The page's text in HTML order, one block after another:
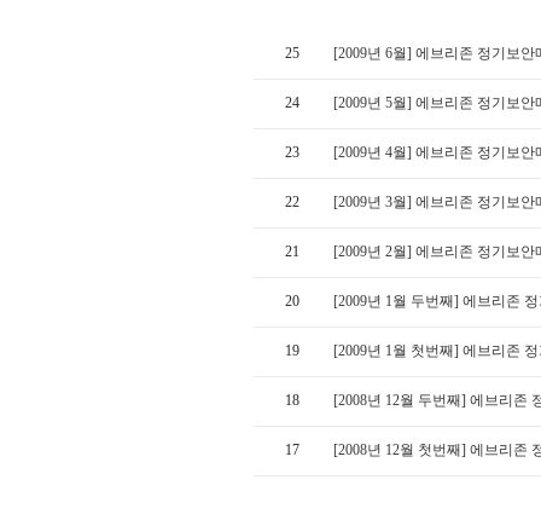
25 [2009년 6월] 에브리존 정기보안
24 [2009년 5월] 에브리존 정기보안
23 [2009년 4월] 에브리존 정기보안
22 [2009년 3월] 에브리존 정기보안
21 [2009년 2월] 에브리존 정기보안
20 [2009년 1월 두번째] 에브리존
19 [2009년 1월 첫번째] 에브리존
18 [2008년 12월 두번째] 에브리존
17 [2008년 12월 첫번째] 에브리존